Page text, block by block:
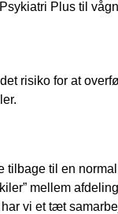
Plus til
risiko for at
til en
mellem
vi et tæt